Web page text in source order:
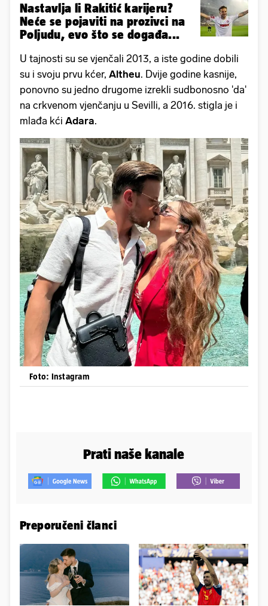
Nastavlja li Rakitić karijeru?
Neće se pojaviti na prozivci na
Poljudu, evo što se događa...
U tajnosti su se vjenčali 2013, a iste godine dobili
su i svoju prvu kćer, Altheu. Dvije godine kasnije,
ponovno su jedno drugome izrekli sudbonosno 'da'
na crkvenom vjenčanju u Sevilli, a 2016. stigla je i
mlađa kći Adara.
Foto: Instagram
Prati naše kanale
Preporučeni članci